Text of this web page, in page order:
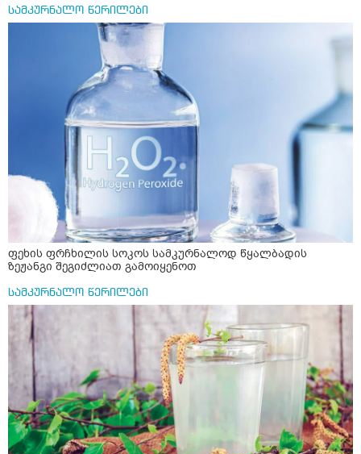
სამკურნალო წერილები
ფეხის ფრჩხილის სოკოს სამკურნალოდ წყალბადის
ზეჟანგი შეგიძლიათ გამოიყენოთ
სამკურნალო წერილები